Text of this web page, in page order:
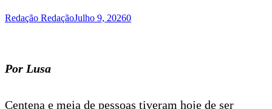
Redação RedaçãoJulho 9, 20260
Por Lusa
Centena e meia de pessoas tiveram hoje de ser